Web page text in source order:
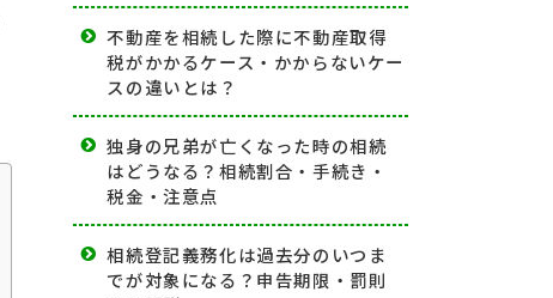
不動産を相続した際に不動産取得
税がかかるケース・かからないケー
スの違いとは？
独身の兄弟が亡くなった時の相続
はどうなる？相続割合・手続き・
税金・注意点
相続登記義務化は過去分のいつま
でが対象になる？申告期限・罰則